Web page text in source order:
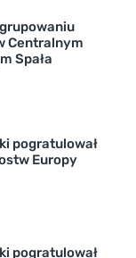
Centralnym
Spała
pogratulował
Europy
pogratulował